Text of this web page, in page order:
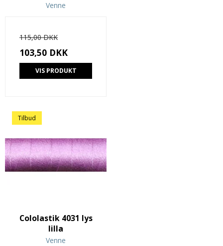
Venne
115,00 DKK
103,50 DKK
VIS PRODUKT
Tilbud
Cololastik 4031 lys
lilla
Venne